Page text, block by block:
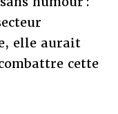
elle aurait
cette